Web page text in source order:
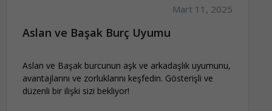
Mart 11, 2025
Aslan ve Başak Burç Uyumu
Aslan ve Başak burcunun aşk ve arkadaşlık uyumunu,
avantajlarını ve zorluklarını keşfedin. Gösterişli ve
düzenli bir ilişki sizi bekliyor!